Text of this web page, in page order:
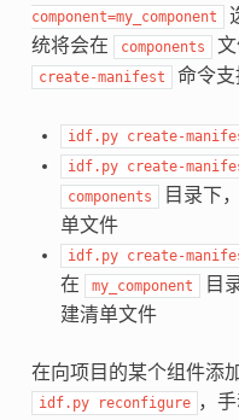
component=my_component
统将会在
components
create-manifest 命令支
idf.py create-
idf.py create-
components 目录下
单文件
idf.py create-
在 my_component 目
建清单文件
在向项目的某个组件添
idf.py reconfigure ，